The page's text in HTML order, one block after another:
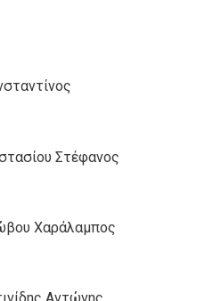
Στέφανος
Χαράλαμπος